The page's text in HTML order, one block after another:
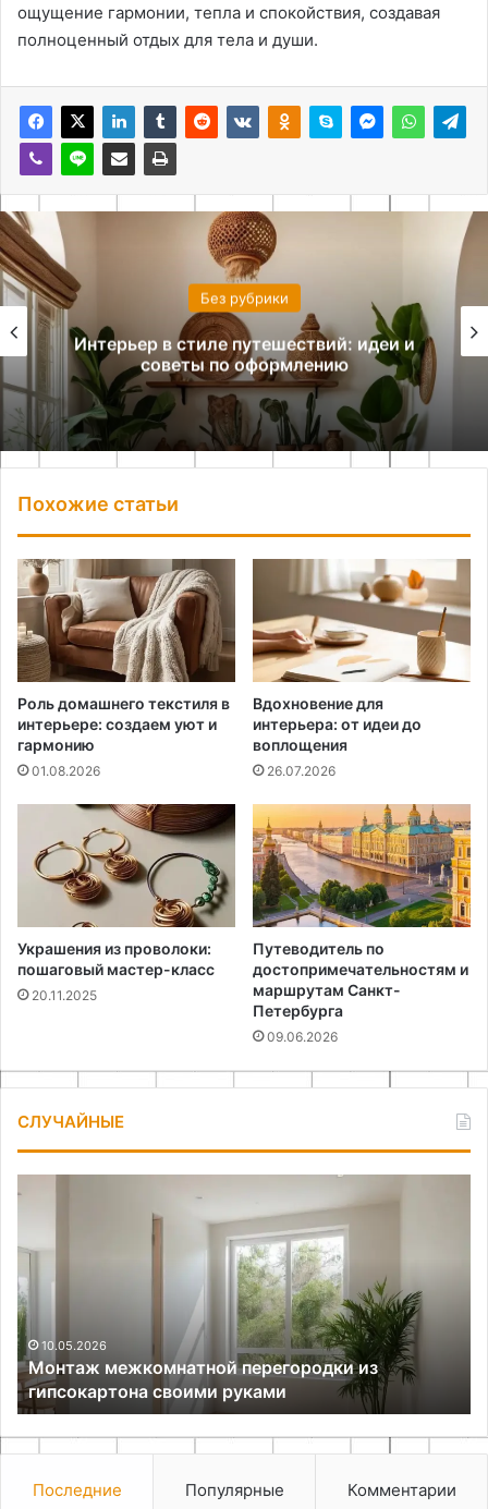
ощущение гармонии, тепла и спокойствия, создавая
полноценный отдых для тела и души.
Без рубрики
Интерьер в стиле путешествий: идеи и
советы по оформлению
Похожие статьи
Роль домашнего текстиля в
интерьере: создаем уют и
гармонию
01.08.2026
Вдохновение для
интерьера: от идеи до
воплощения
26.07.2026
Украшения из проволоки:
пошаговый мастер-класс
20.11.2025
Путеводитель по
достопримечательностям и
маршрутам Санкт-
Петербурга
09.06.2026
СЛУЧАЙНЫЕ
из
гипсокартона
своими
руками
10.05.2026
Монтаж межкомнатной перегородки из
гипсокартона своими руками
Последние Популярные Комментарии